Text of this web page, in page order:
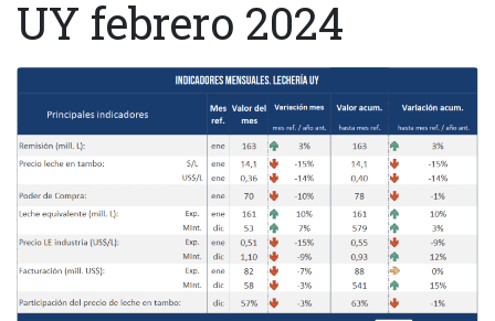
UY febrero 2024